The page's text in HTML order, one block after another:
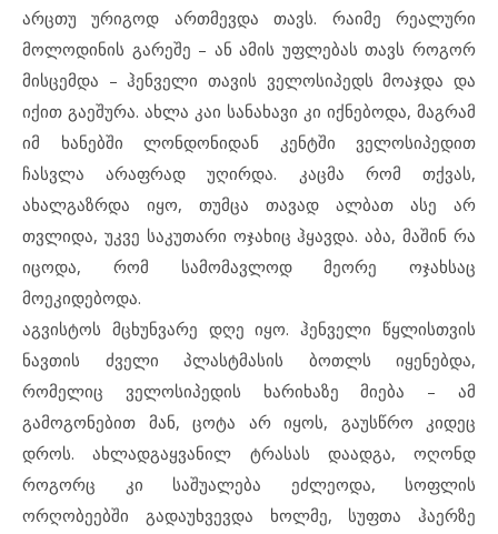
არცთუ ურიგოდ ართმევდა თავს. რაიმე რეალური
მოლოდინის გარეშე – ან ამის უფლებას თავს როგორ
მისცემდა – ჰენველი თავის ველოსიპედს მოაჯდა და
იქით გაეშურა. ახლა კაი სანახავი კი იქნებოდა, მაგრამ
იმ ხანებში ლონდონიდან კენტში ველოსიპედით
ჩასვლა არაფრად უღირდა. კაცმა რომ თქვას,
ახალგაზრდა იყო, თუმცა თავად ალბათ ასე არ
თვლიდა, უკვე საკუთარი ოჯახიც ჰყავდა. აბა, მაშინ რა
იცოდა, რომ სამომავლოდ მეორე ოჯახსაც
მოეკიდებოდა.
აგვისტოს მცხუნვარე დღე იყო. ჰენველი წყლისთვის
ნავთის ძველი პლასტმასის ბოთლს იყენებდა,
რომელიც ველოსიპედის ხარიხაზე მიება – ამ
გამოგონებით მან, ცოტა არ იყოს, გაუსწრო კიდეც
დროს. ახლადგაყვანილ ტრასას დაადგა, ოღონდ
როგორც კი საშუალება ეძლეოდა, სოფლის
ორღობეებში გადაუხვევდა ხოლმე, სუფთა ჰაერზე